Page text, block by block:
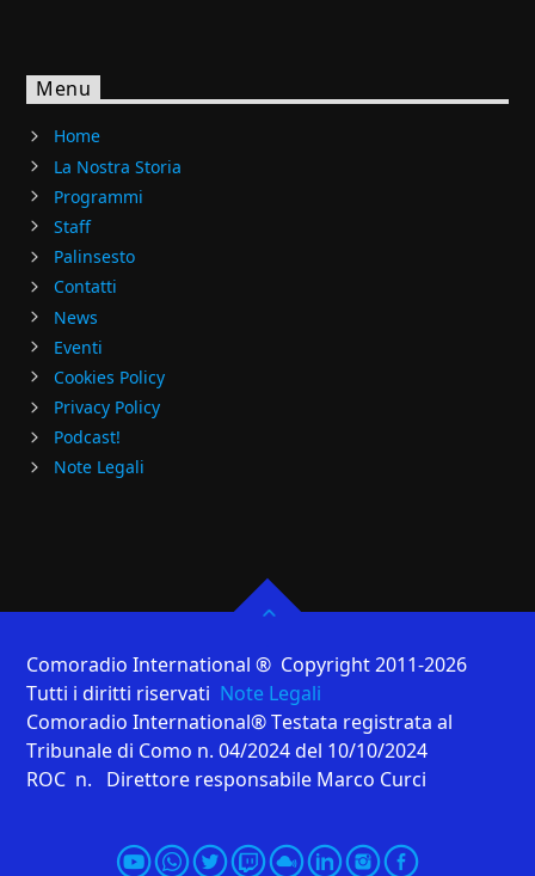
Menu
Home
La Nostra Storia
Programmi
Staff
Palinsesto
Contatti
News
Eventi
Cookies Policy
Privacy Policy
Podcast!
Note Legali
Comoradio International ® Copyright 2011-2026
Tutti i diritti riservati Note Legali
Comoradio International® Testata registrata al
Tribunale di Como n. 04/2024 del 10/10/2024
ROC n. Direttore responsabile Marco Curci